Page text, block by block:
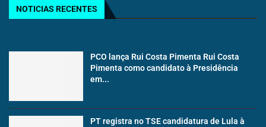
NOTICIAS RECENTES
PCO lança Rui Costa Pimenta Rui Costa
Pimenta como candidato à Presidência
em...
PT registra no TSE candidatura de Lula à